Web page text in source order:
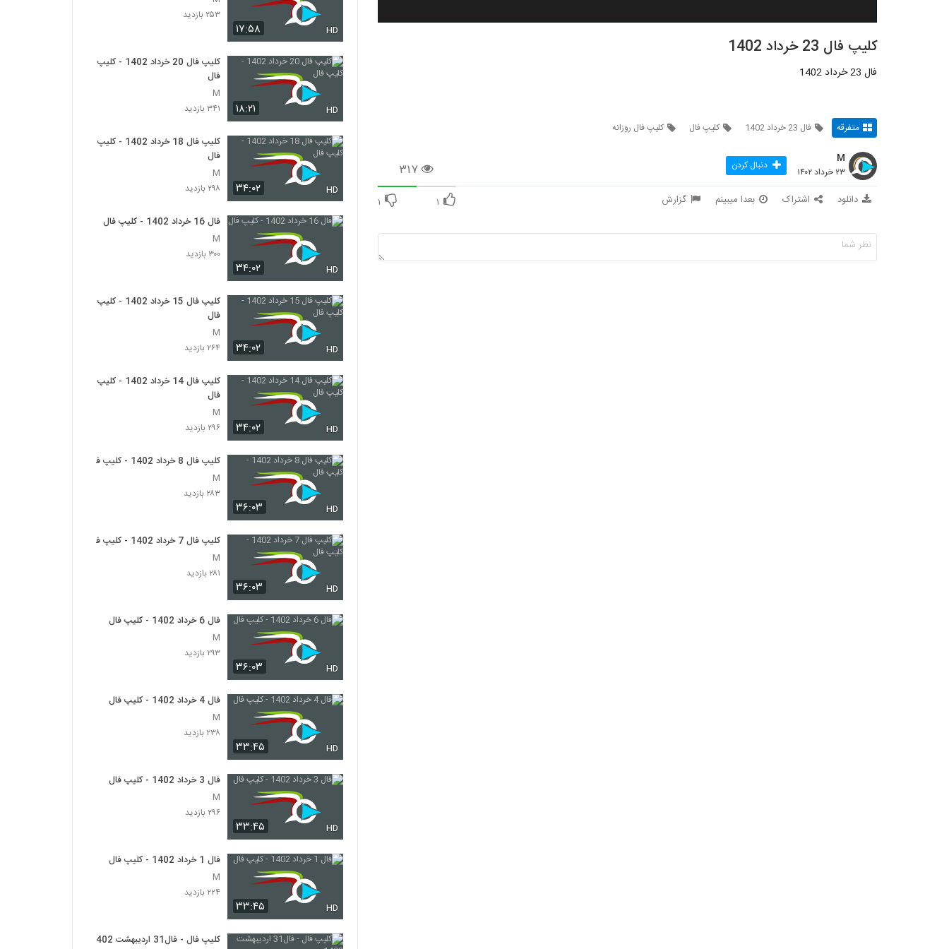
کلیپ فال 23 خرداد 1402
فال 23 خرداد 1402
متفرقه فال 23 خرداد 1402 کلیپ فال کلیپ فال روزانه
۳۱۷
M
۲۳ خرداد ۱۴۰۲ دنبال کردن
دانلود اشتراک بعدا میبینم گزارش ۱ ۱
۱۷:۵۸ HD
۲۵۳ بازدید
۱۸:۲۱ HD
کلیپ فال 20 خرداد 1402 - کلیپ
فال
M
۳۴۱ بازدید
۳۴:۰۲ HD
کلیپ فال 18 خرداد 1402 - کلیپ
فال
M
۲۹۸ بازدید
۳۴:۰۲ HD
فال 16 خرداد 1402 - کلیپ فال
M
۳۰۰ بازدید
۳۴:۰۲ HD
کلیپ فال 15 خرداد 1402 - کلیپ
فال
M
۲۶۴ بازدید
۳۴:۰۲ HD
کلیپ فال 14 خرداد 1402 - کلیپ
فال
M
۲۹۶ بازدید
۳۶:۰۳ HD
کلیپ فال 8 خرداد 1402 - کلیپ فال
M
۲۸۳ بازدید
۳۶:۰۳ HD
کلیپ فال 7 خرداد 1402 - کلیپ فال
M
۲۸۱ بازدید
۳۶:۰۳ HD
فال 6 خرداد 1402 - کلیپ فال
M
۲۹۳ بازدید
۳۳:۴۵ HD
فال 4 خرداد 1402 - کلیپ فال
M
۲۳۸ بازدید
۳۳:۴۵ HD
فال 3 خرداد 1402 - کلیپ فال
M
۲۹۶ بازدید
۳۳:۴۵ HD
فال 1 خرداد 1402 - کلیپ فال
M
۲۲۴ بازدید
کلیپ فال - فال31 اردیبهشت 1402